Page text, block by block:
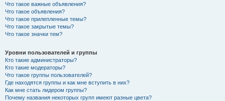
Что такое важные объявления?
Что такое объявления?
Что такое прилепленные темы?
Что такое закрытые темы?
Что такое значки тем?
Уровни пользователей и группы
Кто такие администраторы?
Кто такие модераторы?
Что такое группы пользователей?
Где находятся группы и как мне вступить в них?
Как мне стать лидером группы?
Почему названия некоторых групп имеют разные цвета?